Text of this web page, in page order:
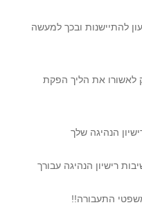
להתיישנות ובכך למעשה
לאשורו את הליך הפקת
הנהיגה שלך
רישיון הנהיגה עבורך
התעבורה!!